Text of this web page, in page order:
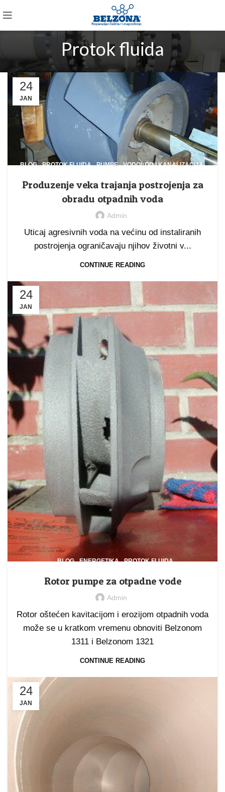
Protok fluida
24
JAN
BLOG,PROTOK FLUIDA,PUMPE,VODOVOD I KANALIZACIJA
Produzenje veka trajanja postrojenja za
obradu otpadnih voda
Admin
Uticaj agresivnih voda na većinu od instaliranih
postrojenja ograničavaju njihov životni v...
CONTINUE READING
24
JAN
BLOG,ENERGETIKA,PROTOK FLUIDA,
Rotor pumpe za otpadne vode
Admin
Rotor oštećen kavitacijom i erozijom otpadnih voda
može se u kratkom vremenu obnoviti Belzonom
1311 i Belzonom 1321
CONTINUE READING
24
JAN